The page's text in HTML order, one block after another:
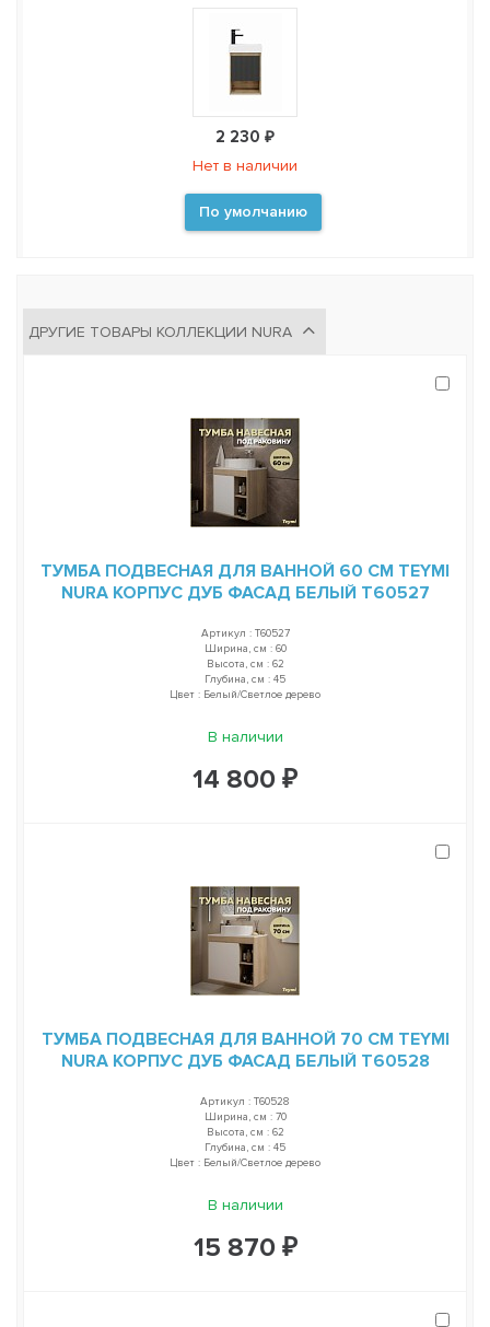
2 230 ₽
Нет в наличии
По умолчанию
ДРУГИЕ ТОВАРЫ КОЛЛЕКЦИИ NURA
ТУМБА ПОДВЕСНАЯ ДЛЯ ВАННОЙ 60 СМ TEYMI
NURA КОРПУС ДУБ ФАСАД БЕЛЫЙ T60527
Артикул : T60527
Ширина, см : 60
Высота, см : 62
Глубина, см : 45
Цвет : Белый/Светлое дерево
В наличии
14 800 ₽
ТУМБА ПОДВЕСНАЯ ДЛЯ ВАННОЙ 70 СМ TEYMI
NURA КОРПУС ДУБ ФАСАД БЕЛЫЙ T60528
Артикул : T60528
Ширина, см : 70
Высота, см : 62
Глубина, см : 45
Цвет : Белый/Светлое дерево
В наличии
15 870 ₽